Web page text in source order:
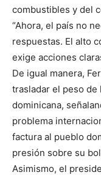
combustibles y del
“Ahora, el país no
respuestas. El alto
exige acciones
De igual manera,
trasladar el peso de
dominicana,
problema
factura al pueblo
presión sobre su
Asimismo, el